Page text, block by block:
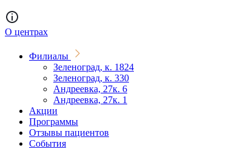
О центрах
Филиалы
Зеленоград, к. 1824
Зеленоград, к. 330
Андреевка, 27к. 6
Андреевка, 27к. 1
Акции
Программы
Отзывы пациентов
События